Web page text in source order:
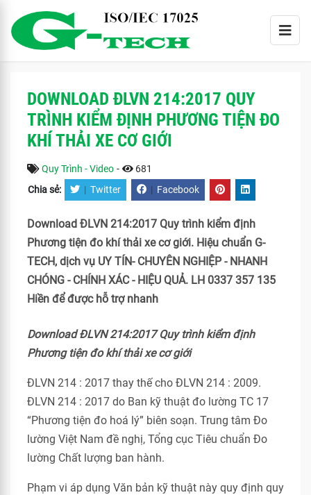
DOWNLOAD ĐLVN 214:2017 QUY
TRÌNH KIỂM ĐỊNH PHƯƠNG TIỆN ĐO
KHÍ THẢI XE CƠ GIỚI
Quy Trình - Video - 681
Chia sẻ: | Twitter | Facebook
Download ĐLVN 214:2017 Quy trình kiểm định
Phương tiện đo khí thải xe cơ giới. Hiệu chuẩn G-
TECH, dịch vụ UY TÍN- CHUYÊN NGHIỆP - NHANH
CHÓNG - CHÍNH XÁC - HIỆU QUẢ. LH 0337 357 135
Hiền để được hỗ trợ nhanh
Download ĐLVN 214:2017 Quy trình kiểm định
Phương tiện đo khí thải xe cơ giới
ĐLVN 214 : 2017 thay thế cho ĐLVN 214 : 2009.
ĐLVN 214 : 2017 do Ban kỹ thuật đo lường TC 17
“Phương tiện đo hoá lý” biên soạn. Trung tâm Đo
lường Việt Nam đề nghị, Tổng cục Tiêu chuẩn Đo
lường Chất lượng ban hành.
Phạm vi áp dụng Văn bản kỹ thuật này quy định quy